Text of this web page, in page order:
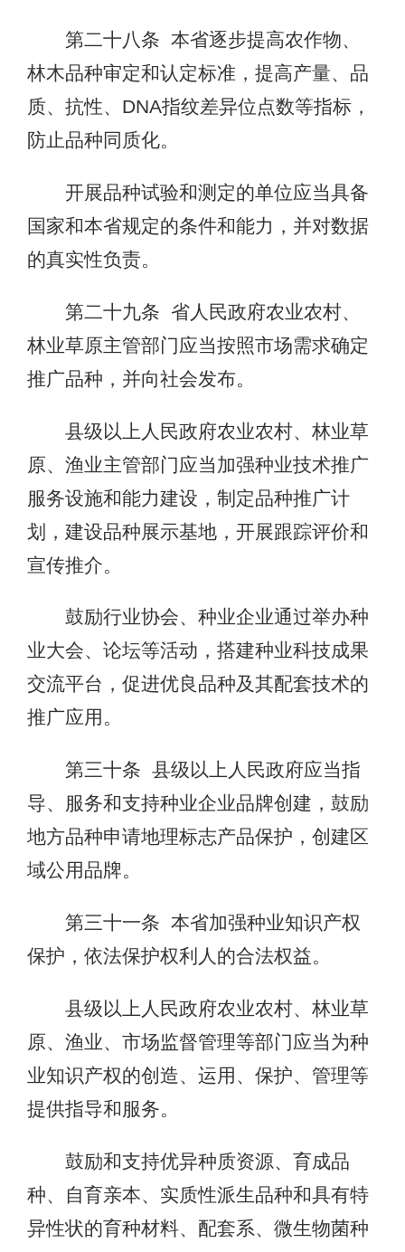
第二十八条 本省逐步提高农作物、
林木品种审定和认定标准，提高产量、品
质、抗性、DNA指纹差异位点数等指标，
防止品种同质化。
开展品种试验和测定的单位应当具备
国家和本省规定的条件和能力，并对数据
的真实性负责。
第二十九条 省人民政府农业农村、
林业草原主管部门应当按照市场需求确定
推广品种，并向社会发布。
县级以上人民政府农业农村、林业草
原、渔业主管部门应当加强种业技术推广
服务设施和能力建设，制定品种推广计
划，建设品种展示基地，开展跟踪评价和
宣传推介。
鼓励行业协会、种业企业通过举办种
业大会、论坛等活动，搭建种业科技成果
交流平台，促进优良品种及其配套技术的
推广应用。
第三十条 县级以上人民政府应当指
导、服务和支持种业企业品牌创建，鼓励
地方品种申请地理标志产品保护，创建区
域公用品牌。
第三十一条 本省加强种业知识产权
保护，依法保护权利人的合法权益。
县级以上人民政府农业农村、林业草
原、渔业、市场监督管理等部门应当为种
业知识产权的创造、运用、保护、管理等
提供指导和服务。
鼓励和支持优异种质资源、育成品
种、自育亲本、实质性派生品种和具有特
异性状的育种材料、配套系、微生物菌种